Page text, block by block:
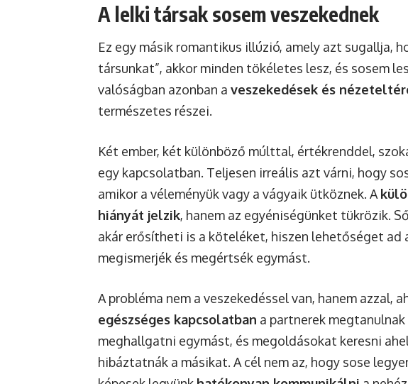
A lelki társak sosem veszekednek
Ez egy másik romantikus illúzió, amely azt sugallja,
társunkat”, akkor minden tökéletes lesz, és sosem
valóságban azonban a veszekedések és
természetes részei.
Két ember, két különböző múlttal, értékrenddel,
egy kapcsolatban. Teljesen irreális azt várni, hogy
amikor a véleményük vagy a vágyaik ütköznek. A
hiányát jelzik, hanem az egyéniségünket tükrözik.
akár erősítheti is a köteléket, hiszen lehetőséget ad
megismerjék és megértsék egymást.
A probléma nem a veszekedéssel van, hanem azzal,
egészséges kapcsolatban a partnerek
meghallgatni egymást, és megoldásokat keresni
hibáztatnák a másikat. A cél nem az, hogy sose